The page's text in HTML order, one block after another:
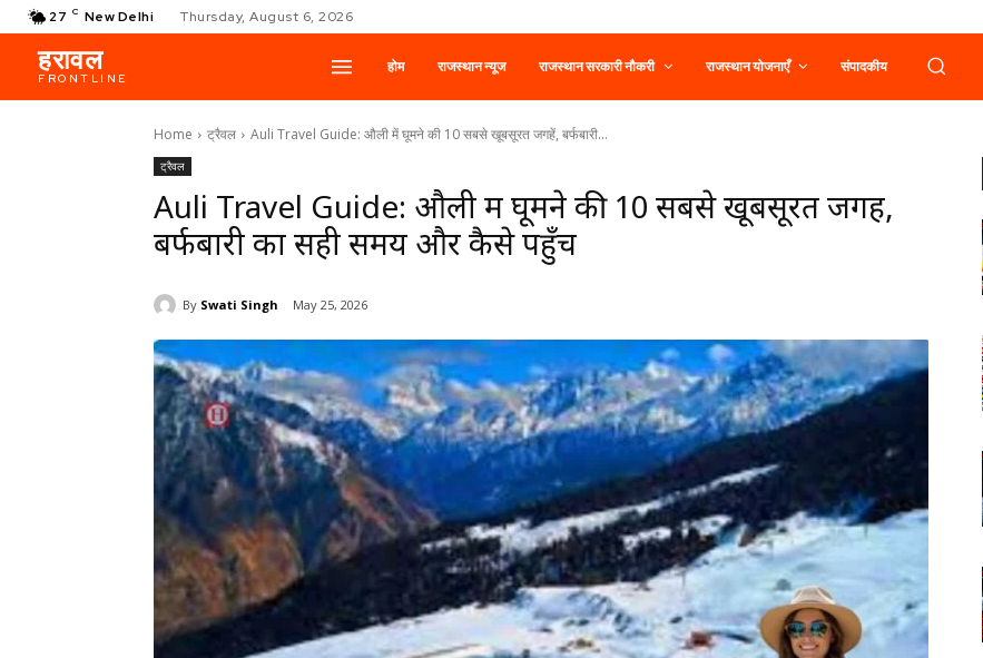
27 C New Delhi Thursday, August 6, 2026
हरावल
FRONTLINE
होम राजस्थान न्यूज राजस्थान सरकारी नौकरी राजस्थान योजनाएँ संपादकीय
Home ट्रैवल Auli Travel Guide: औली में घूमने की 10 सबसे खूबसूरत जगहें, बर्फबारी...
ट्रैवल
Auli Travel Guide: औली में घूमने की 10 सबसे खूबसूरत जगहें,
बर्फबारी का सही समय और कैसे पहुँचें
By Swati Singh May 25, 2026